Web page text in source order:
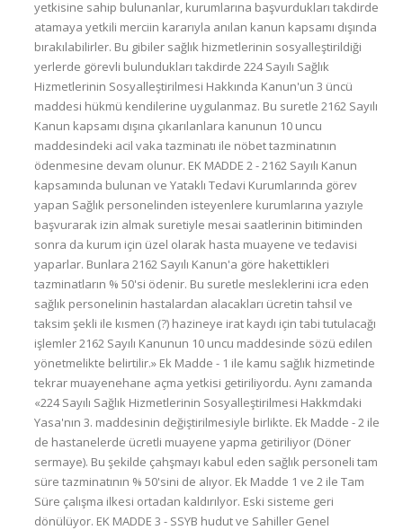
yetkisine sahip bulunanlar, kurumlarına başvurdukları takdirde
atamaya yetkili merciin kararıyla anılan kanun kapsamı dışında
bırakılabilirler. Bu gibiler sağlık hizmetlerinin sosyalleştirildiği
yerlerde görevli bulundukları takdirde 224 Sayılı Sağlık
Hizmetlerinin Sosyalleştirilmesi Hakkında Kanun'un 3 üncü
maddesi hükmü kendilerine uygulanmaz. Bu suretle 2162 Sayılı
Kanun kapsamı dışına çıkarılanlara kanunun 10 uncu
maddesindeki acil vaka tazminatı ile nöbet tazminatının
ödenmesine devam olunur. EK MADDE 2 - 2162 Sayılı Kanun
kapsamında bulunan ve Yataklı Tedavi Kurumlarında görev
yapan Sağlık personelinden isteyenlere kurumlarına yazıyle
başvurarak izin almak suretiyle mesai saatlerinin bitiminden
sonra da kurum için üzel olarak hasta muayene ve tedavisi
yaparlar. Bunlara 2162 Sayılı Kanun'a göre hakettikleri
tazminatların % 50'si ödenir. Bu suretle mesleklerini icra eden
sağlık personelinin hastalardan alacakları ücretin tahsil ve
taksim şekli ile kısmen (?) hazineye irat kaydı için tabi tutulacağı
işlemler 2162 Sayılı Kanunun 10 uncu maddesinde sözü edilen
yönetmelikte belirtilir.» Ek Madde - 1 ile kamu sağlık hizmetinde
tekrar muayenehane açma yetkisi getiriliyordu. Aynı zamanda
«224 Sayılı Sağlık Hizmetlerinin Sosyalleştirilmesi Hakkmdaki
Yasa'nın 3. maddesinin değiştirilmesiyle birlikte. Ek Madde - 2 ile
de hastanelerde ücretli muayene yapma getiriliyor (Döner
sermaye). Bu şekilde çahşmayı kabul eden sağlık personeli tam
süre tazminatının % 50'sini de alıyor. Ek Madde 1 ve 2 ile Tam
Süre çalışma ilkesi ortadan kaldırılyor. Eski sisteme geri
dönülüyor. EK MADDE 3 - SSYB hudut ve Sahiller Genel